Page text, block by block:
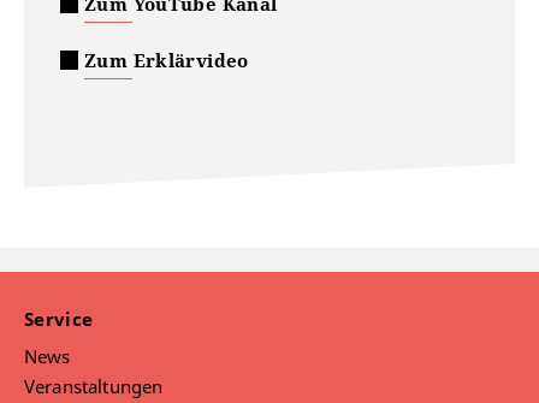
Zum Erklärvideo
Service
News
Veranstaltungen